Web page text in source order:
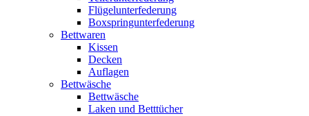
Flügelunterfederung
Boxspringunterfederung
Bettwaren
Kissen
Decken
Auflagen
Bettwäsche
Bettwäsche
Laken und Betttücher